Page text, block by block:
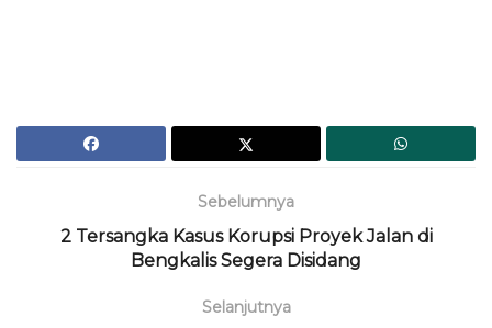
Sebelumnya
2 Tersangka Kasus Korupsi Proyek Jalan di
Bengkalis Segera Disidang
Selanjutnya